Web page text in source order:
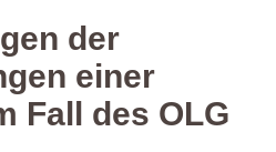
der
einer
Fall des OLG